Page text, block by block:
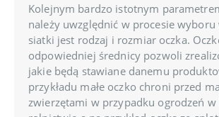
Kolejnym bardzo istotnym
należy uwzględnić w procesie wyboru
siatki jest rodzaj i rozmiar oczka.
odpowiedniej średnicy pozwoli
jakie będą stawiane danemu
przykładu małe oczko chroni przed
zwierzętami w przypadku ogrodzeń